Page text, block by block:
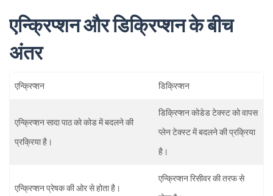
एन्क्रिप्शन और डिक्रिप्शन के बीच
अंतर
एन्क्रिप्शन डिक्रिप्शन
एन्क्रिप्शन सादा पाठ को कोड में बदलने की
प्रक्रिया है।
डिक्रिप्शन कोडेड टेक्स्ट को वापस
प्लेन टेक्स्ट में बदलने की प्रक्रिया
है।
एन्क्रिप्शन प्रेषक की ओर से होता है।
एन्क्रिप्शन रिसीवर की तरफ से